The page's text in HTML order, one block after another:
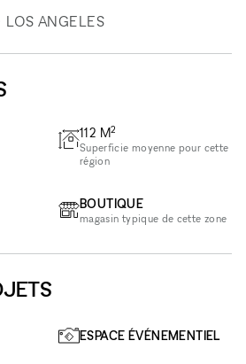
LOS ANGELES
112 M2
Superficie moyenne pour cette
région
BOUTIQUE
magasin typique de cette zone
ESPACE ÉVÉNEMENTIEL